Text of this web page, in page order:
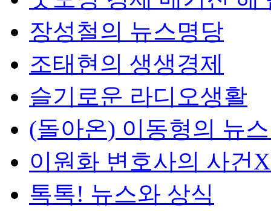
장성철의 뉴스명당
조태현의 생생경제
슬기로운 라디오생활
(돌아온) 이동형의 뉴
이원화 변호사의 사건
톡톡! 뉴스와 상식